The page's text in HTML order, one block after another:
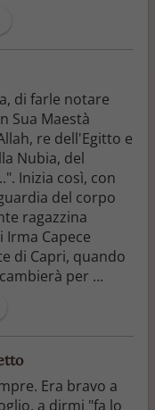
di farle notare
Sua Maestà
re dell'Egitto e
Nubia, del
Inizia così, con
del corpo
ragazzina
Irma Capece
di Capri, quando
per ...
Era bravo a
a dirmi "fa lo